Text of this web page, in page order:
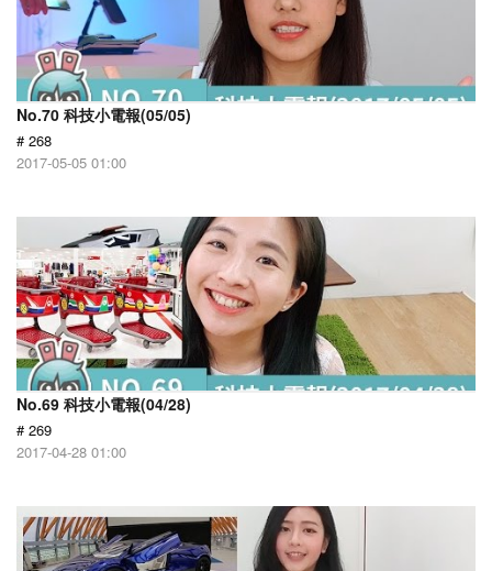
No.70 科技小電報(05/05)
# 268
2017-05-05 01:00
No.69 科技小電報(04/28)
# 269
2017-04-28 01:00